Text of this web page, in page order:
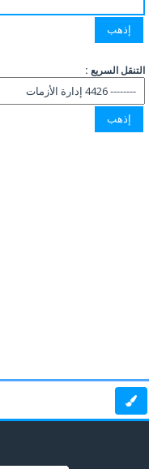
التنقل السريع :